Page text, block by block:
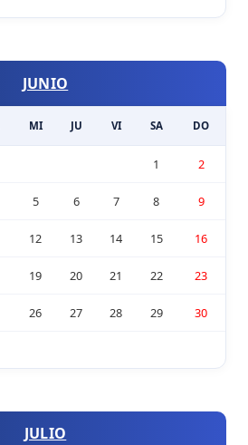
JUNIO
MI JU VI SA DO
1 2
5 6 7 8 9
12 13 14 15 16
19 20 21 22 23
26 27 28 29 30
JULIO